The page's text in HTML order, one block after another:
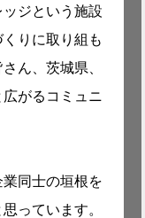
ジという施設
りに取り組も
ん、茨城県、
がるコミュニ
同士の垣根を
っています。